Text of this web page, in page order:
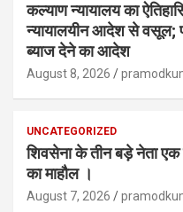
कल्याण न्यायालय का
न्यायालयीन आदेश से वसूल;
ब्याज देने का आदेश
August 8, 2026
UNCATEGORIZED
शिवसेना के तीन बड़े नेता
का माहौल ।
August 7, 2026